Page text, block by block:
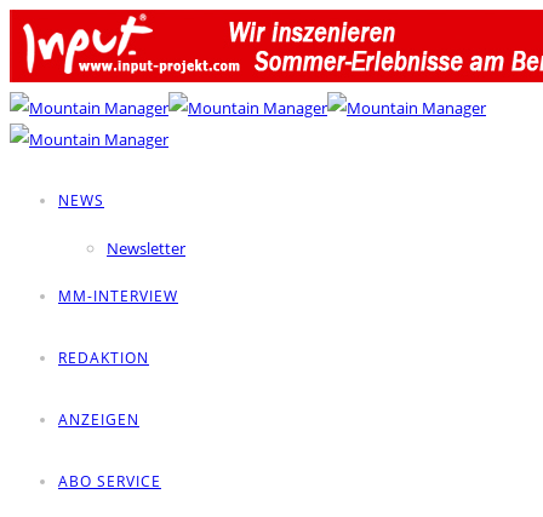
NEWS
Newsletter
MM-INTERVIEW
REDAKTION
ANZEIGEN
ABO SERVICE